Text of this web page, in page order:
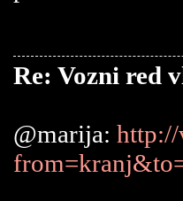
Re: Vozni red
@marija: http://